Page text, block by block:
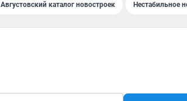
Августовский каталог новостроек Нестабильное